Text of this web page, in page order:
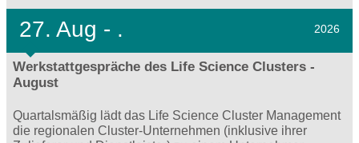
27. Aug - . 2026
Werkstattgespräche des Life Science Clusters -
August
Quartalsmäßig lädt das Life Science Cluster Management
die regionalen Cluster-Unternehmen (inklusive ihrer